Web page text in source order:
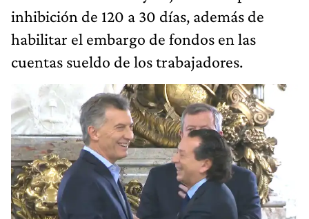
inhibición de 120 a 30 días, además de
habilitar el embargo de fondos en las
cuentas sueldo de los trabajadores.